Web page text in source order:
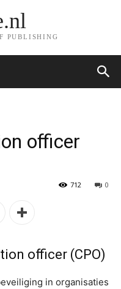
PUBLISHING
officer
0
712
officer (CPO)
in organisaties